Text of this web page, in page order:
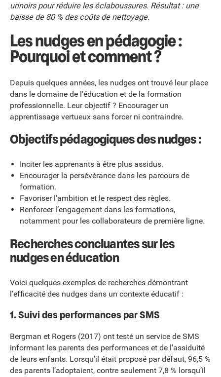
urinoirs pour réduire les éclaboussures. Résultat : une
baisse de 80 % des coûts de nettoyage.
Les nudges en pédagogie :
Pourquoi et comment ?
Depuis quelques années, les nudges ont trouvé leur place
dans le domaine de l’éducation et de la formation
professionnelle. Leur objectif ? Encourager un
apprentissage vertueux sans forcer ni contraindre.
Objectifs pédagogiques des nudges :
Inciter les apprenants à être plus assidus.
Encourager la persévérance dans les parcours de
formation.
Favoriser l’ambition et le respect des règles.
Renforcer l’engagement dans les formations,
notamment pour les collaborateurs de première ligne.
Recherches concluantes sur les
nudges en éducation
Voici quelques exemples de recherches démontrant
l’efficacité des nudges dans un contexte éducatif :
1. Suivi des performances par SMS
Bergman et Rogers (2017) ont testé un service de SMS
informant les parents des performances et de l’assiduité
de leurs enfants. Lorsqu’il était proposé par défaut, 96,5 %
des parents l’adoptaient, contre seulement 7,8 % lorsqu’il